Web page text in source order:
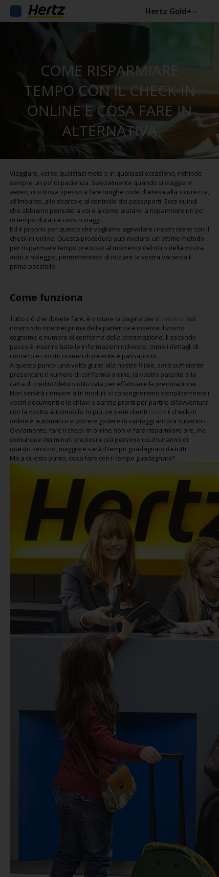
Hertz Gold+
COME RISPARMIARE
TEMPO CON IL CHECK-IN
ONLINE E COSA FARE IN
ALTERNATIVA
Viaggiare, verso qualsiasi meta e in qualsiasi occasione, richiede
sempre un po’ di pazienza. Specialmente quando si viaggia in
aereo, ci si trova spesso a fare lunghe code d’attesa alla sicurezza,
all’imbarco, allo sbarco e al controllo dei passaporti. Ecco quindi
che abbiamo pensato a voi e a come aiutarvi a risparmiare un po’
di tempo durante i vostri viaggi.
Ed è proprio per questo che vogliamo agevolare i nostri clienti con il
check-in online. Questa procedura può rivelarsi un ottimo metodo
per risparmiare tempo prezioso al momento del ritiro della vostra
auto a noleggio, permettendovi di iniziare la vostra vacanza il
prima possibile.
Come funziona
Tutto ciò che dovete fare, è visitare la pagina per il check-in sul
nostro sito internet prima della partenza e inserire il vostro
cognome e numero di conferma della prenotazione. Il secondo
passo è inserire tutte le informazioni richieste, come i dettagli di
contatto e i vostri numeri di patente e passaporto.
A questo punto, una volta giunti alla nostra filiale, sarà sufficiente
presentare il numero di conferma online, la vostra patente e la
carta di credito/debito utilizzata per effettuare la prenotazione.
Non servirà riempire altri moduli: vi consegneremo semplicemente i
vostri documenti e le chiavi e sarete pronti per partire all’avventura
con la vostra automobile. In più, se siete clienti Gold+ il check-in
online è automatico e potrete godere di vantaggi ancora superiori.
Ovviamente, fare il check-in online non vi farà risparmiare ore, ma
comunque dei minuti preziosi e più persone usufruiranno di
questo servizio, maggiore sarà il tempo guadagnato da tutti.
Ma a questo punto, cosa fare con il tempo guadagnato?